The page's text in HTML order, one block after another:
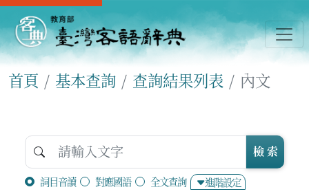
首頁 基本查詢 查詢結果列表 內文
詞目音讀 對應國語 全文查詢 進階設定
檢 索